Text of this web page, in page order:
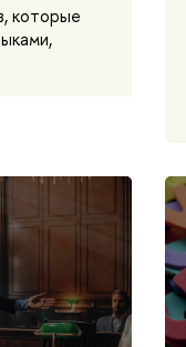
которые